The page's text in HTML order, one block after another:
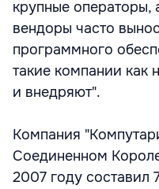
крупные операторы,
вендоры часто
программного
такие компании как
и внедряют".
Компания
Соединенном
2007 году составил